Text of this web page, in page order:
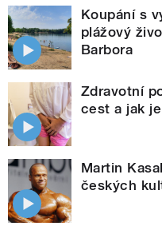
Koupání s
plážový
Barbora
Zdravotní
cest a jak
Martin
českých